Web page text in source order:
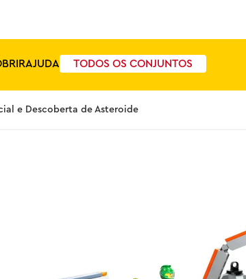
AJUDA TODOS OS CONJUNTOS
e Descoberta de Asteroide